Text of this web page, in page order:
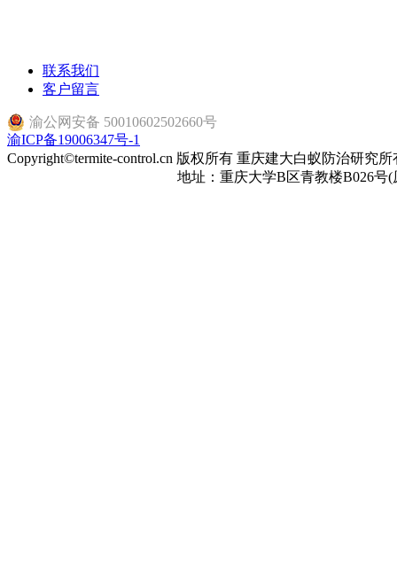
联系我们
客户留言
渝公网安备 50010602502660号
渝ICP备19006347号-1
Copyright©termite-control.cn 版权所有 重庆建大白蚁防治研究
地址：重庆大学B区青教楼B026号(